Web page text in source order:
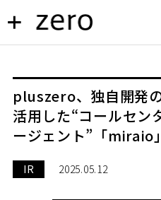
pluszero、独⾃開発
活⽤した“コールセン
ージェント”「miraio
IR 2025.05.12